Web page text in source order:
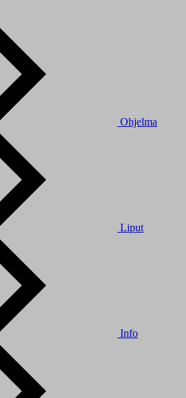
Ohjelma
Liput
Info